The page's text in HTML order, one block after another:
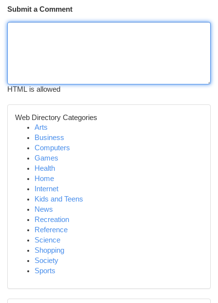
Submit a Comment
HTML is allowed
Web Directory Categories
Arts
Business
Computers
Games
Health
Home
Internet
Kids and Teens
News
Recreation
Reference
Science
Shopping
Society
Sports